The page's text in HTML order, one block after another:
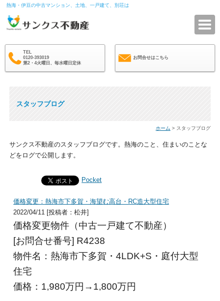
熱海・伊豆の中古マンション、土地、一戸建て、別荘は
TEL
0120-393019
第2・4火曜日、毎水曜日定休
お問合せはこちら
スタッフブログ
ホーム > スタッフブログ
サンクス不動産のスタッフブログです。熱海のこと、住まいのことな
どをログで公開します。
Pocket
価格変更：熱海市下多賀・海望む高台・RC造大型住宅
2022/04/11 [投稿者：松井]
価格変更物件（中古一戸建て不動産）
[お問合せ番号] R4238
物件名：熱海市下多賀・4LDK+S・庭付大型
住宅
価格：1,980万円→1,800万円